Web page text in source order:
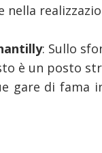
: Sullo
è un posto
gare di fama